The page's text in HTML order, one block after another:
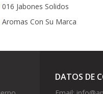
016 Jabones Solidos
Aromas Con Su Marca
DATOS DE